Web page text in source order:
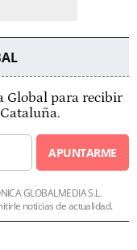
Global para recibir
APUNTARME
GLOBALMEDIA S.L.
noticias de actualidad.